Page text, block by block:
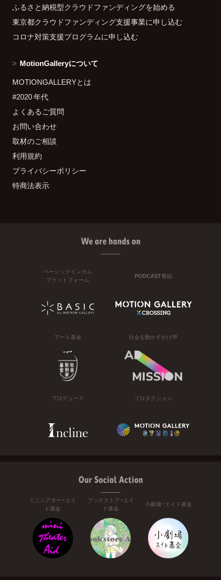
ふるさと納税型クラウドファンディングを始める
東京都クラウドファンディング支援事業に申し込む
コロナ対策支援プログラムに申し込む
MotionGalleryについて
MOTIONGALLERYとは
#2020 年代
よくあるご質問
お問い合わせ
取材のご相談
利用規約
プライバシーポリシー
特商法表示
We are hands on
ベーシックインカム
プラットフォーム
PODCAST番組
アート基金 社会を動かすかけ声
プロデュース プロダクション
Our Social Action
ミニシアター・エイ
ド基金
ブックストア・エイ
ド基金
小劇場・エイド基金